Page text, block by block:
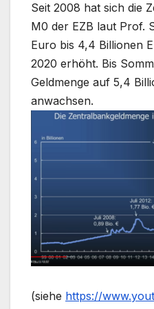
Seit 2008 hat sich die
M0 der EZB laut Prof.
Euro bis 4,4 Billionen
2020 erhöht. Bis
Geldmenge auf 5,4
anwachsen.
(siehe https://